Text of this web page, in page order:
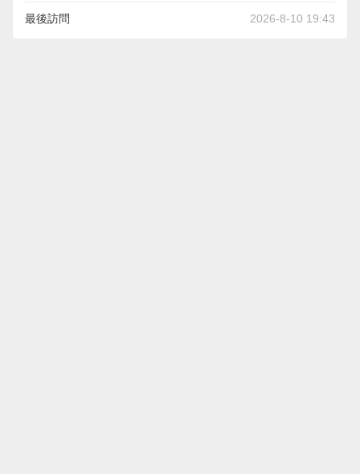
最後訪問 2026-8-10 19:43